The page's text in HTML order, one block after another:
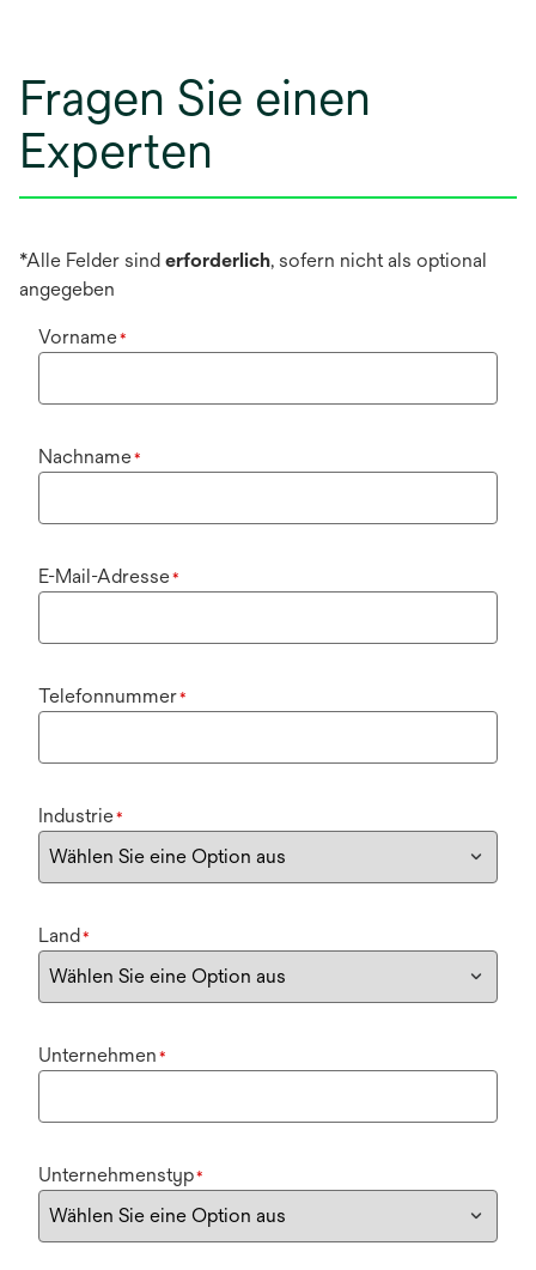
Fragen Sie einen
Experten
*Alle Felder sind erforderlich, sofern nicht als optional
angegeben
Vorname*
Nachname*
E-Mail-Adresse*
Telefonnummer*
Industrie*
Land *
Unternehmen *
Unternehmenstyp*